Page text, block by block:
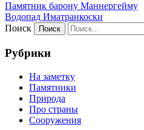
Памятник барону Маннергейму
Водопад Иматранкоски
Поиск
Рубрики
На заметку
Памятники
Природа
Про страны
Сооружения